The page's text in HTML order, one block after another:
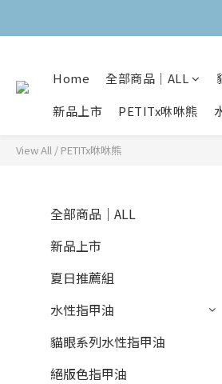
Home 全部商品｜ALL
新品上市
PETITx咻咻熊
View All / PETITx咻咻熊
全部商品｜ALL
新品上市
夏日推薦組
水性指甲油
貓眼系列水性指甲油
絕版色指甲油